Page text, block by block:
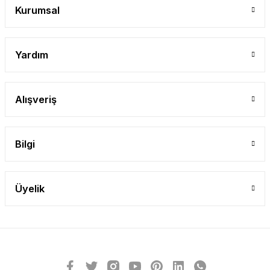
Kurumsal
Yardım
Alışveriş
Bilgi
Üyelik